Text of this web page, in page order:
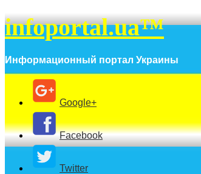
infoportal.ua™
Информационный портал Украины
Google+
Facebook
Twitter